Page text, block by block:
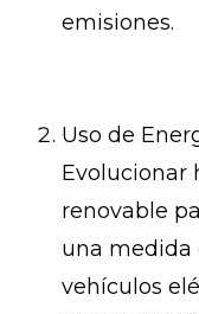
emisiones.
Uso de
Evolucionar
renovable
una medida
vehículos